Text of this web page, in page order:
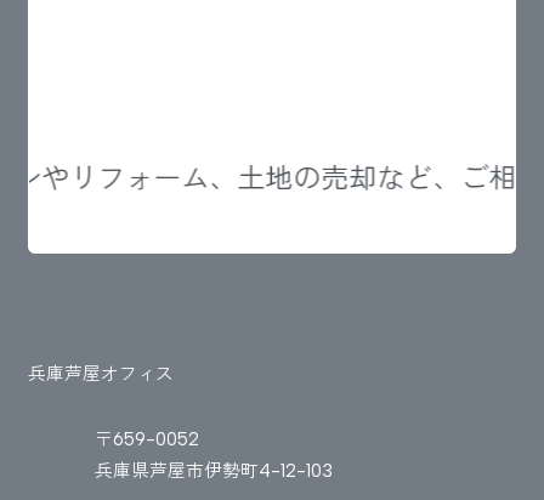
兵庫芦屋オフィス
〒659-0052
兵庫県芦屋市伊勢町4-12-103
やリフォーム、土地の売却など、ご相談